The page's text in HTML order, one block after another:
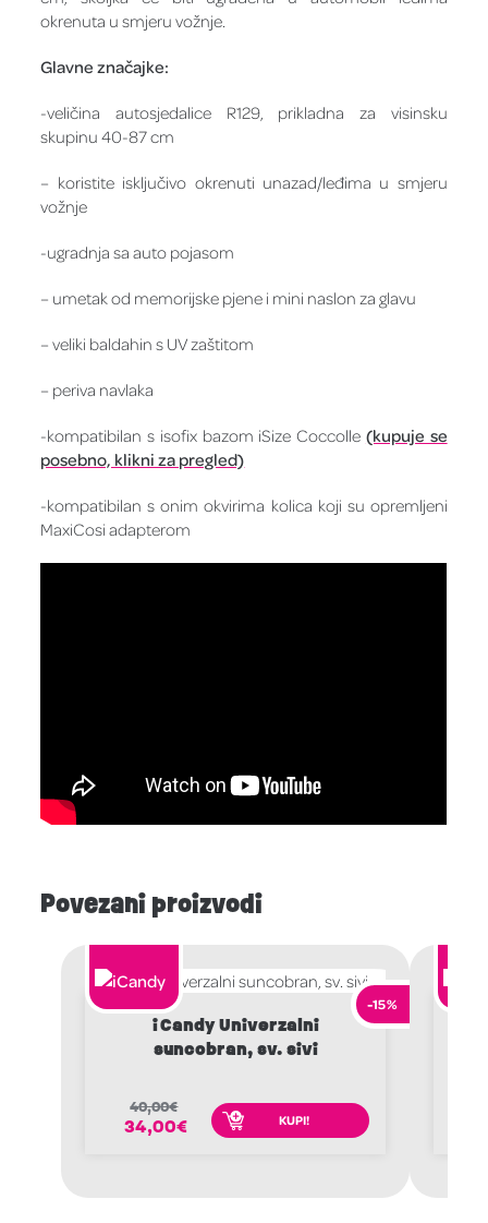
okrenuta u smjeru vožnje.
Glavne značajke:
-veličina autosjedalice R129, prikladna za visinsku
skupinu 40-87 cm
– koristite isključivo okrenuti unazad/leđima u smjeru
vožnje
-ugradnja sa auto pojasom
– umetak od memorijske pjene i mini naslon za glavu
– veliki baldahin s UV zaštitom
– periva navlaka
-kompatibilan s isofix bazom iSize Coccolle (kupuje se
posebno, klikni za pregled)
-kompatibilan s onim okvirima kolica koji su opremljeni
MaxiCosi adapterom
Povezani proizvodi
-15%
iCandy Univerzalni
suncobran, sv. sivi
40,00€
34,00€ KUPI!